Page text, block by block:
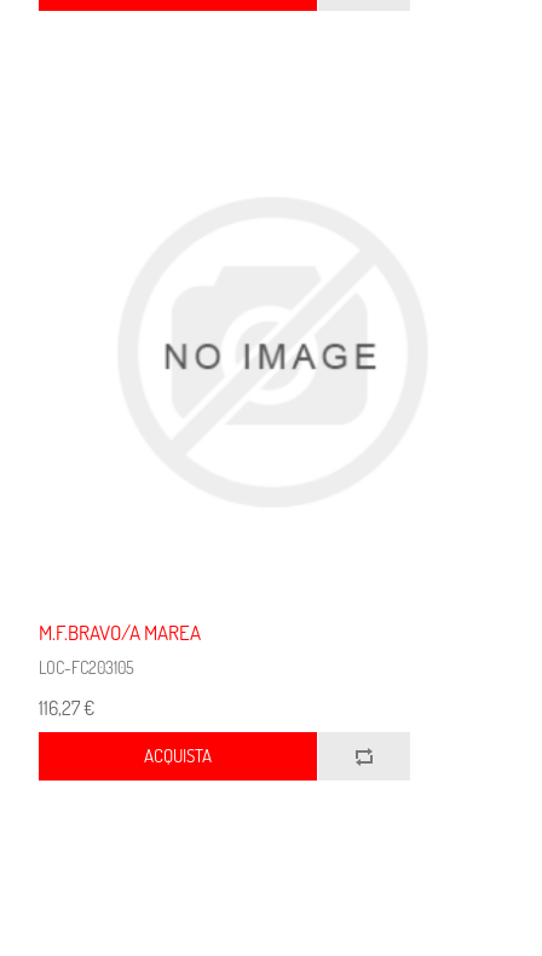
M.F.BRAVO/A MAREA
LOC-FC203105
116,27 €
ACQUISTA